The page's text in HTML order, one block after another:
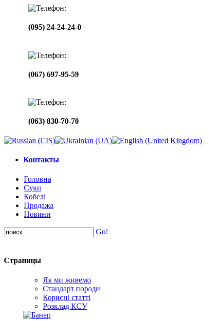
(095) 24-24-24-0
(067) 697-95-59
(063) 830-70-70
Контакты
Головна
Суки
Кобелі
Продажа
Новини
Go!
Страницы
Як ми живемо
Стандарт породи
Корисні статті
Розклад КСУ